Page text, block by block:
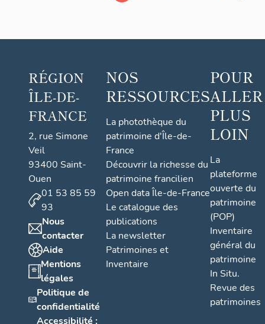
RÉGION
ÎLE-DE-
FRANCE
2, rue Simone
Veil
93400 Saint-
Ouen
01 53 85 59
93
Nous
contacter
Aide
Mentions
légales
Politique de
confidentialité
Accessibilité :
NOS
RESSOURCES
La photothèque du
patrimoine d'Île-de-
France
Découvrir la richesse du
patrimoine francilien
Open data Île-de-France
Le catalogue des
publications
La newsletter
Patrimoines et
Inventaire
POUR
ALLER
PLUS
LOIN
La
plateforme
ouverte du
patrimoine
(POP)
Inventaire
général du
patrimoine
In Situ.
Revue des
patrimoines